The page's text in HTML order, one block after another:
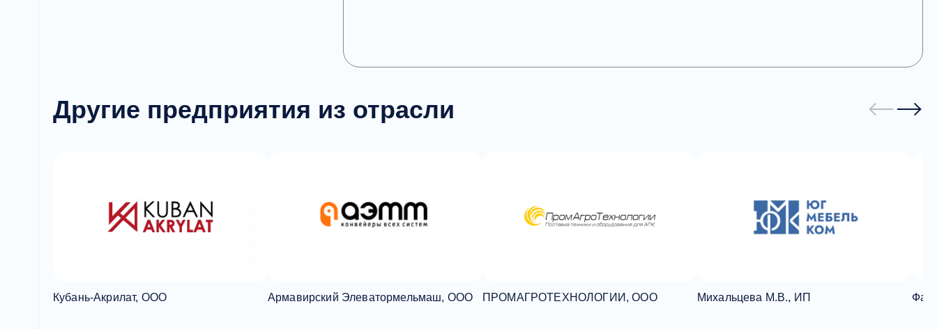
Другие предприятия из отрасли
Кубань-Акрилат, ООО Армавирский Элеватормельмаш, ООО ПРОМАГРОТЕХНОЛОГИИ, ООО Михальцева М.В., ИП